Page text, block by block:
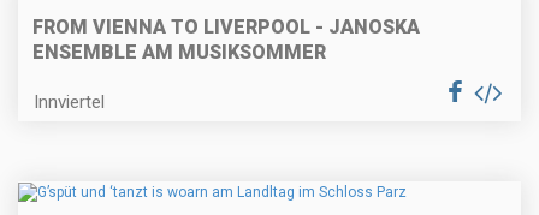
FROM VIENNA TO LIVERPOOL - JANOSKA
ENSEMBLE AM MUSIKSOMMER
Innviertel